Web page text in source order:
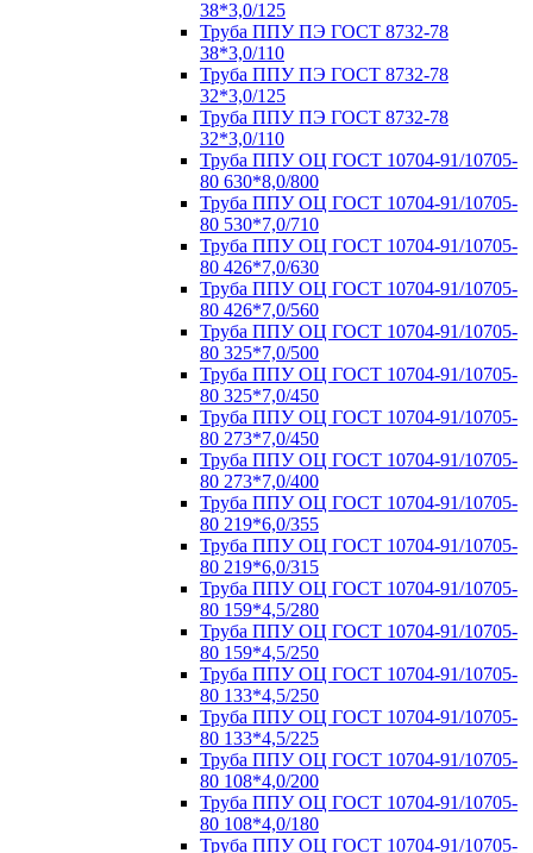
38*3,0/125
Труба ППУ ПЭ ГОСТ 8732-78
38*3,0/110
Труба ППУ ПЭ ГОСТ 8732-78
32*3,0/125
Труба ППУ ПЭ ГОСТ 8732-78
32*3,0/110
Труба ППУ ОЦ ГОСТ 10704-91/10705-
80 630*8,0/800
Труба ППУ ОЦ ГОСТ 10704-91/10705-
80 530*7,0/710
Труба ППУ ОЦ ГОСТ 10704-91/10705-
80 426*7,0/630
Труба ППУ ОЦ ГОСТ 10704-91/10705-
80 426*7,0/560
Труба ППУ ОЦ ГОСТ 10704-91/10705-
80 325*7,0/500
Труба ППУ ОЦ ГОСТ 10704-91/10705-
80 325*7,0/450
Труба ППУ ОЦ ГОСТ 10704-91/10705-
80 273*7,0/450
Труба ППУ ОЦ ГОСТ 10704-91/10705-
80 273*7,0/400
Труба ППУ ОЦ ГОСТ 10704-91/10705-
80 219*6,0/355
Труба ППУ ОЦ ГОСТ 10704-91/10705-
80 219*6,0/315
Труба ППУ ОЦ ГОСТ 10704-91/10705-
80 159*4,5/280
Труба ППУ ОЦ ГОСТ 10704-91/10705-
80 159*4,5/250
Труба ППУ ОЦ ГОСТ 10704-91/10705-
80 133*4,5/250
Труба ППУ ОЦ ГОСТ 10704-91/10705-
80 133*4,5/225
Труба ППУ ОЦ ГОСТ 10704-91/10705-
80 108*4,0/200
Труба ППУ ОЦ ГОСТ 10704-91/10705-
80 108*4,0/180
Труба ППУ ОЦ ГОСТ 10704-91/10705-